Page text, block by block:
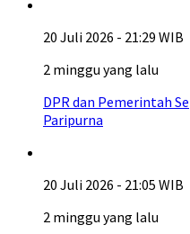
20 Juli 2026 - 21:29 WIB
2 minggu yang lalu
DPR dan Pemerintah
Paripurna
20 Juli 2026 - 21:05 WIB
2 minggu yang lalu